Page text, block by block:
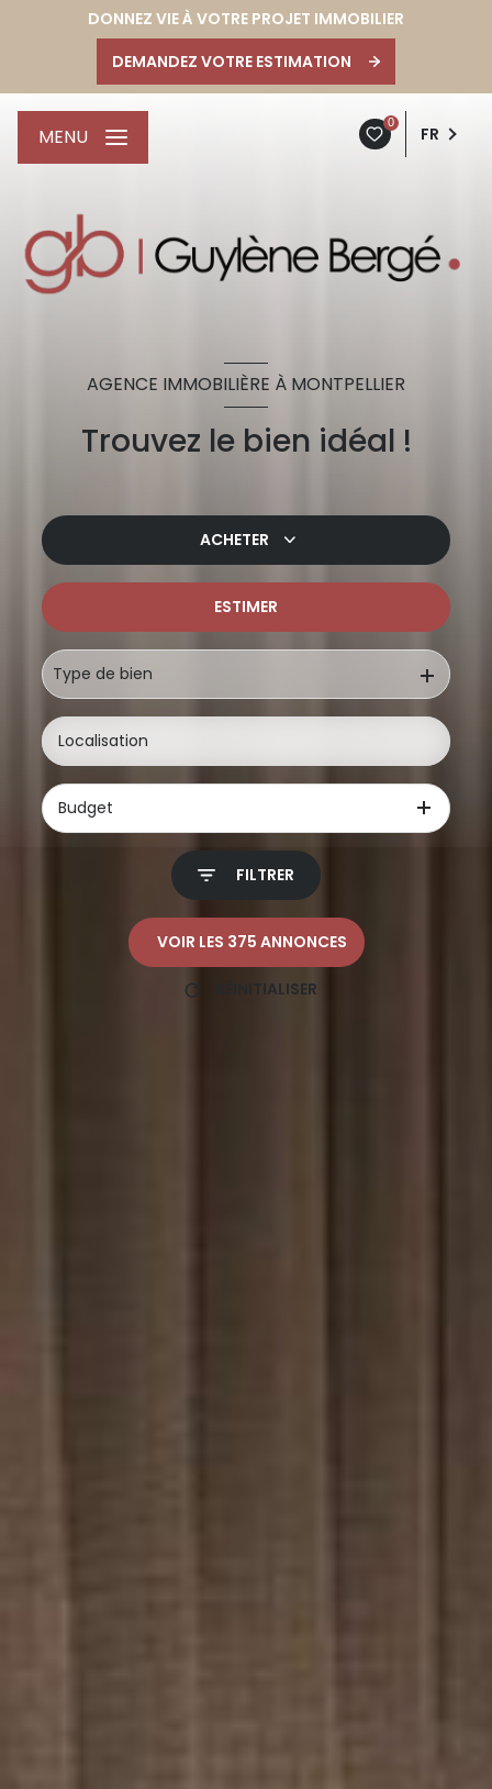
DONNEZ VIE À VOTRE PROJET IMMOBILIER
DEMANDEZ VOTRE ESTIMATION
0
FR
MENU
AGENCE IMMOBILIÈRE À MONTPELLIER
Trouvez le bien idéal !
ACHETER
De l'immo pro
ESTIMER
Type de bien
Budget
FILTRER
VOIR LES 375 ANNONCES
RÉINITIALISER